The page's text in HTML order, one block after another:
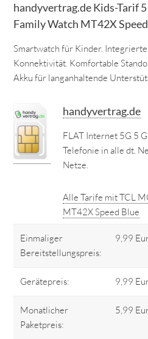
handyvertrag.de Kids-Tarif
Family Watch MT42X
Smartwatch für Kinder.
Konnektivität. Komfortable
Akku für langanhaltende
handyvertrag.de
FLAT Internet 5G 5
Telefonie in alle dt.
Netze.
Alle Tarife mit TCL
MT42X Speed Blue
Einmaliger
Bereitstellungspreis:
9,99
Gerätepreis: 9,99
Monatlicher
Paketpreis:
5,99